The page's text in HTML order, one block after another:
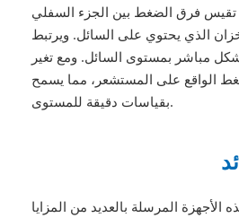
تقيس فرق الضغط بين الجزء السفلي
الذي يحتوي على السائل. ويرتبط
مباشر بمستوى السائل. ومع تغير
الواقع على المستشعر، مما يسمح
بقياسات دقيقة للمستوى.